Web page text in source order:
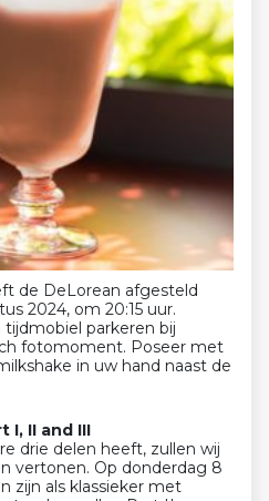
de DeLorean afgesteld
2024, om 20:15 uur.
tijdmobiel parkeren bij
fotomoment. Poseer met
in uw hand naast de
I, II and III
drie delen heeft, zullen wij
vertonen. Op donderdag 8
zijn als klassieker met